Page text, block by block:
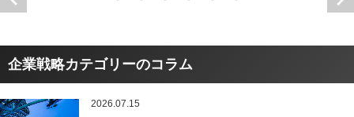
企業戦略カテゴリーのコラム
2026.07.15